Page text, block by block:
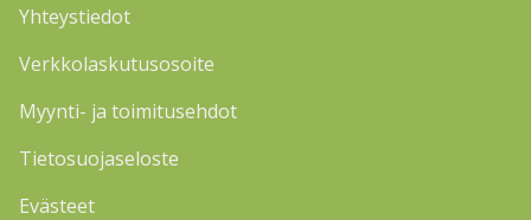
Yhteystiedot
Verkkolaskutusosoite
Myynti- ja toimitusehdot
Tietosuojaseloste
Evästeet